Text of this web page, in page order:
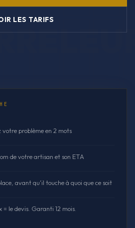
LES TARIFS
problème en 2 mots
de votre artisan et son ETA
avant qu'il touche à quoi que ce soit
= le devis. Garanti 12 mois.